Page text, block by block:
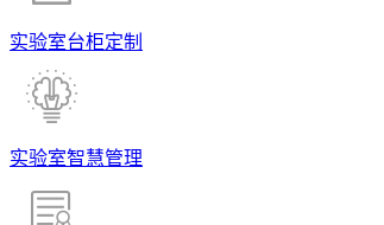
实验室台柜定制
实验室智慧管理